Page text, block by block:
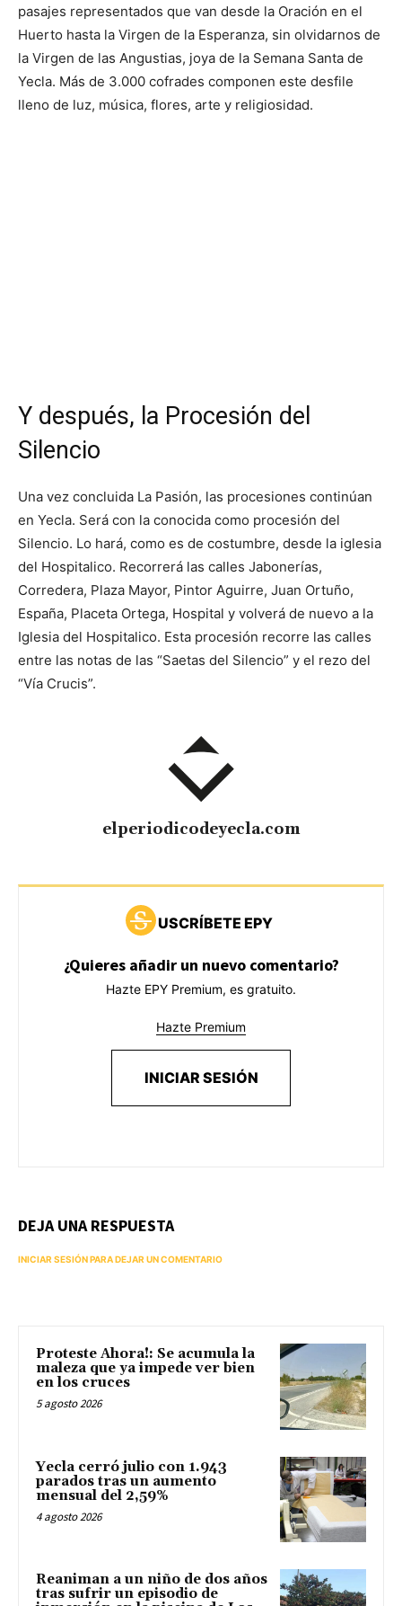
pasajes representados que van desde la Oración en el
Huerto hasta la Virgen de la Esperanza, sin olvidarnos de
la Virgen de las Angustias, joya de la Semana Santa de
Yecla. Más de 3.000 cofrades componen este desfile
lleno de luz, música, flores, arte y religiosidad.
Y después, la Procesión del
Silencio
Una vez concluida La Pasión, las procesiones continúan
en Yecla. Será con la conocida como procesión del
Silencio. Lo hará, como es de costumbre, desde la iglesia
del Hospitalico. Recorrerá las calles Jabonerías,
Corredera, Plaza Mayor, Pintor Aguirre, Juan Ortuño,
España, Placeta Ortega, Hospital y volverá de nuevo a la
Iglesia del Hospitalico. Esta procesión recorre las calles
entre las notas de las “Saetas del Silencio” y el rezo del
“Vía Crucis”.
elperiodicodeyecla.com
USCRÍBETE EPY
¿Quieres añadir un nuevo comentario?
Hazte EPY Premium, es gratuito.
Hazte Premium
INICIAR SESIÓN
DEJA UNA RESPUESTA
INICIAR SESIÓN PARA DEJAR UN COMENTARIO
Proteste Ahora!: Se acumula la
maleza que ya impede ver bien
en los cruces
5 agosto 2026
Yecla cerró julio con 1.943
parados tras un aumento
mensual del 2,59%
4 agosto 2026
Reaniman a un niño de dos años
tras sufrir un episodio de